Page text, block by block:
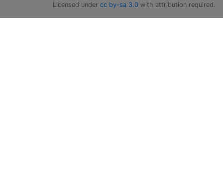
Licensed under cc by-sa 3.0 with attribution required.